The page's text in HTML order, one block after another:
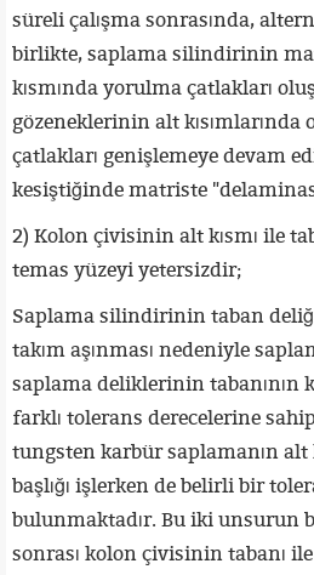
süreli çalışma sonrasında,
birlikte, saplama silindirinin
kısmında yorulma çatlakları
gözeneklerinin alt
çatlakları genişlemeye devam
kesiştiğinde matriste
2) Kolon çivisinin alt kısmı ile
temas yüzeyi yetersizdir;
Saplama silindirinin taban
takım aşınması nedeniyle
saplama deliklerinin tabanının
farklı tolerans derecelerine
tungsten karbür saplamanın alt
başlığı işlerken de belirli bir
bulunmaktadır. Bu iki unsurun
sonrası kolon çivisinin tabanı